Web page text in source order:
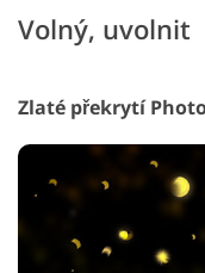
Volný, uvolnit
Zlaté překrytí